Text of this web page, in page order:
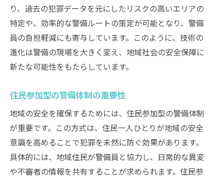
警備員の育成とサポート未来ガードシステムの
取り組み
警備員の育成プログラムとその成果
コミュニケーションスキルの向上支援
心理的サポートの重要性
教育と研修がもたらす効果
警備員としての自覚と責任を育む
住民の安心を守るための警備の新しい挑戦
住民ニーズに応える警備の取り組み
多様化する脅威に対する対策
り、過去の犯罪データを元にしたリスクの高いエリアの
特定や、効率的な警備ルートの策定が可能となり、警備
員の負担軽減にも寄与しています。このように、技術の
進化は警備の現場を大きく変え、地域社会の安全保障に
新たな可能性をもたらしています。
住民参加型の警備体制の重要性
地域の安全を確保するためには、住民参加型の警備体制
が重要です。この方式は、住民一人ひとりが地域の安全
意識を高めることで犯罪を未然に防ぐ効果があります。
具体的には、地域住民が警備員と協力し、日常的な異変
や不審者の情報を共有することが求められます。住民参